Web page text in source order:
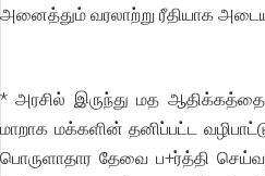
அனைத்தும் வரலாற்று ரீதியாக
* அரசில் இருந்து மத
மாறாக மக்களின் தனிப்பட்ட
பொருளாதார தேவை ப+ர்த்தி